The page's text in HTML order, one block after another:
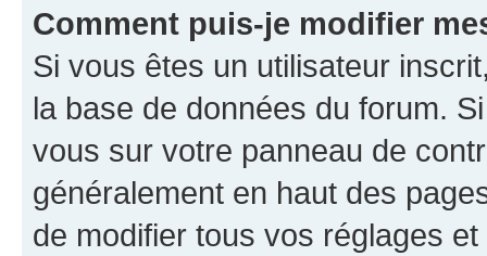
Comment puis-je modifier
Si vous êtes un utilisateur
la base de données du forum.
vous sur votre panneau de
généralement en haut des
de modifier tous vos réglages